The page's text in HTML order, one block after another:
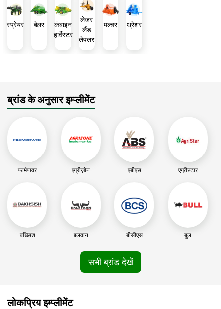
स्प्रेयर बेलर
कंबाइन
हार्वेस्टर
लेजर
लैंड
लेवलर
मल्चर थ्रेशर
ब्रांड के अनुसार इम्प्लीमेंट
फार्मपावर एग्रीज़ोन एबीएस एग्रीस्टार
बख्सिश बलवान बीसीएस बुल
सभी ब्रांड देखें
लोकप्रिय इम्प्लीमेंट